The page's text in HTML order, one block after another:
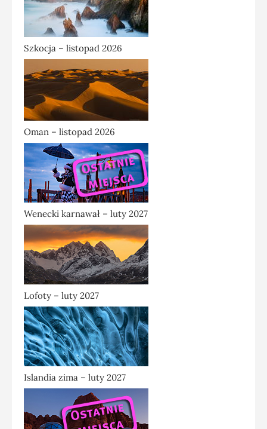
Szkocja – listopad 2026
Oman – listopad 2026
Wenecki karnawał – luty 2027
Lofoty – luty 2027
Islandia zima – luty 2027